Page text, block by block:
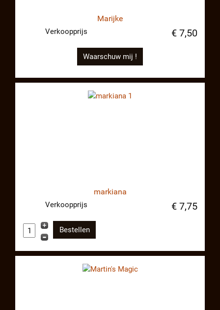
Marijke
Verkoopprijs € 7,50
Waarschuw mij !
markiana
Verkoopprijs € 7,75